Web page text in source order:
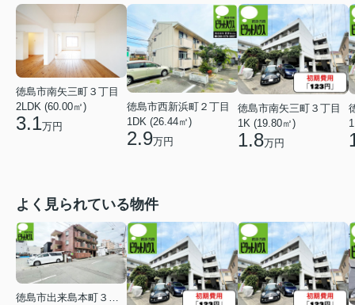
徳島市南矢三町３丁目
2LDK (60.00㎡)
3.1万円
徳島市西新浜町２丁目
1DK (26.44㎡)
2.9万円
徳島市南矢三町３丁目
1K (19.80㎡)
1.8万円
よく見られている物件
徳島市出来島本町３丁目